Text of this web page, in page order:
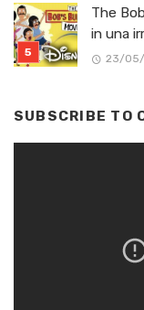
The
in una
23/
SUBSCRIBE TO